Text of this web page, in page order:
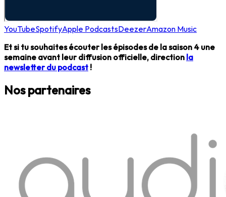
YouTubeSpotifyApple PodcastsDeezerAmazon Music
Et si tu souhaites écouter les épisodes de la saison 4 une
semaine avant leur diffusion officielle, direction la
newsletter du podcast !
Nos partenaires